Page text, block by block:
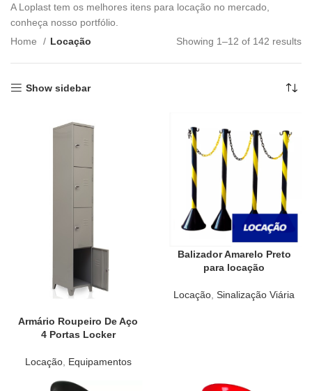
A Loplast tem os melhores itens para locação no mercado,
conheça nosso portfólio.
Home
Locação Showing 1–12 of 142 results
Show sidebar
Armário Roupeiro De Aço
4 Portas Locker
Locação, Equipamentos
Balizador Amarelo Preto
para locação
Locação Sinalização Viária